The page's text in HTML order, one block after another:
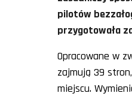
pilotów
przygotowała
Opracowane w
zajmują 39
miejscu.